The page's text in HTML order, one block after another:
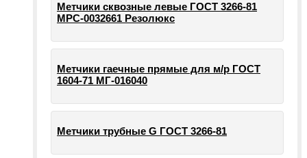
Метчики сквозные левые ГОСТ 3266-81
МРС-0032661 Резолюкс
Метчики гаечные прямые для м/р ГОСТ
1604-71 МГ-016040
Метчики трубные G ГОСТ 3266-81